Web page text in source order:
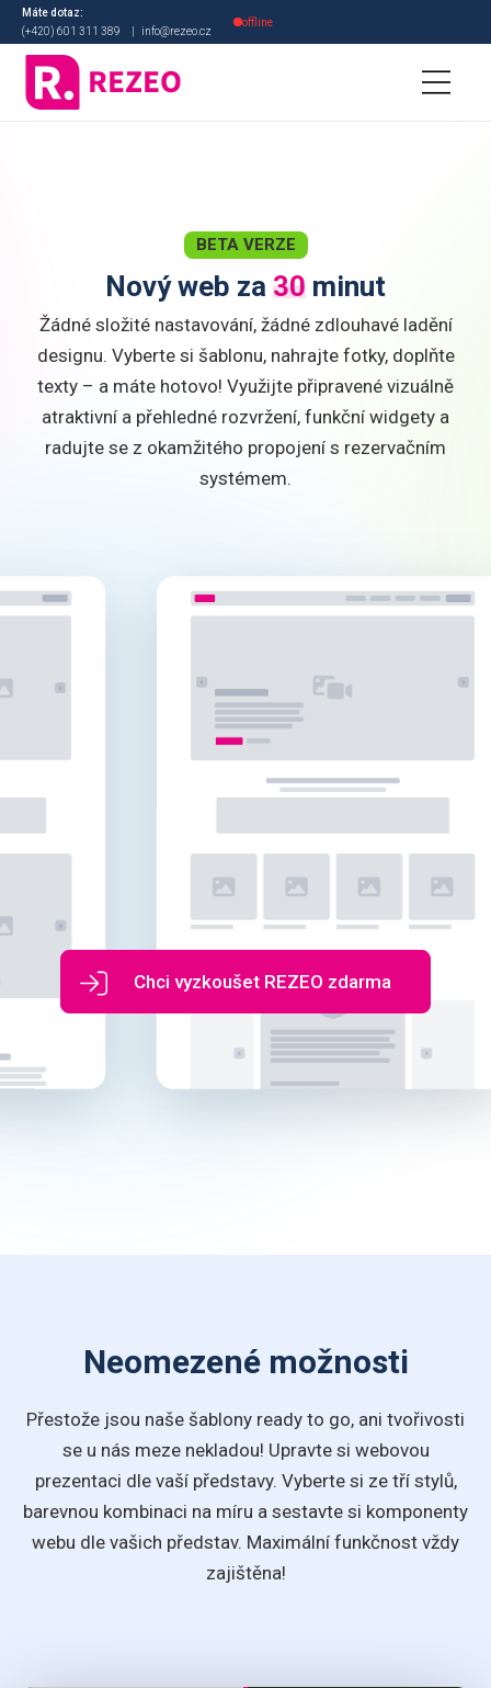
Máte dotaz:
(+420) 601 311 389
info@rezeo.cz
offline
BETA VERZE
Nový web za 30 minut
Žádné složité nastavování, žádné zdlouhavé ladění
designu. Vyberte si šablonu, nahrajte fotky, doplňte
texty – a máte hotovo! Využijte připravené vizuálně
atraktivní a přehledné rozvržení, funkční widgety a
radujte se z okamžitého propojení s rezervačním
systémem.
Chci vyzkoušet REZEO zdarma
Neomezené možnosti
Přestože jsou naše šablony ready to go, ani tvořivosti
se u nás meze nekladou! Upravte si webovou
prezentaci dle vaší představy. Vyberte si ze tří stylů,
barevnou kombinaci na míru a sestavte si komponenty
webu dle vašich představ. Maximální funkčnost vždy
zajištěna!